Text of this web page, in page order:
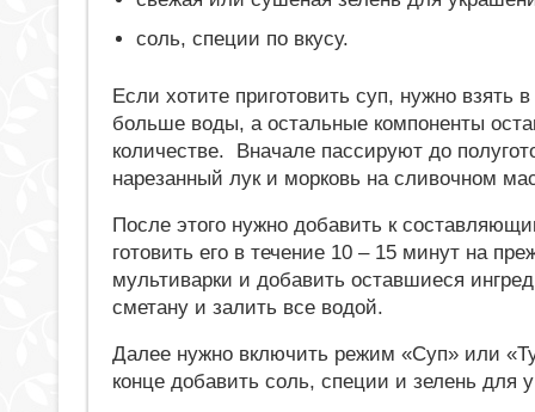
соль, специи по вкусу.
Если хотите приготовить суп, нужно взять
больше воды, а остальные компоненты
количестве. Вначале пассируют до
нарезанный лук и морковь на сливочном
После этого нужно добавить к
готовить его в течение 10 – 15 минут на
мультиварки и добавить оставшиеся
сметану и залить все водой.
Далее нужно включить режим «Суп» или
конце добавить соль, специи и зелень для